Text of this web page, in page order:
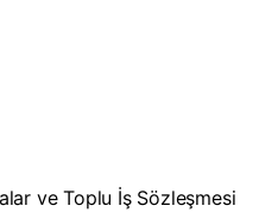
ve Toplu İş Sözleşmesi